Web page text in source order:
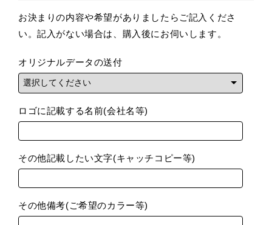
格
お決まりの内容や希望がありましたらご記入くださ
い。記入がない場合は、購入後にお伺いします。
オリジナルデータの送付
ロゴに記載する名前(会社名等)
その他記載したい文字(キャッチコピー等)
その他備考(ご希望のカラー等)